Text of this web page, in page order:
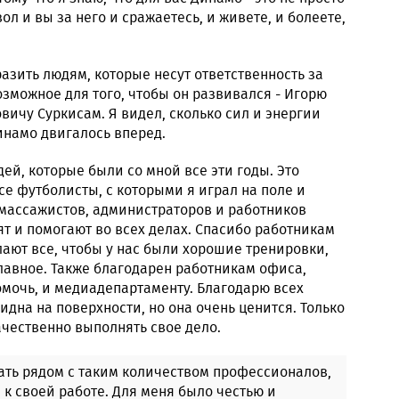
и вы за него и сражаетесь, и живете, и болеете,
людям, которые несут ответственность за
для того, чтобы он развивался - Игорю
Суркисам. Я видел, сколько сил и энергии
двигалось вперед.
которые были со мной все эти годы. Это
футболисты, с которыми я играл на поле и
администраторов и работников
и помогают во всех делах. Спасибо работникам
все, чтобы у нас были хорошие тренировки,
Также благодарен работникам офиса,
и медиадепартаменту. Благодарю всех
на поверхности, но она очень ценится. Только
выполнять свое дело.
рядом с таким количеством профессионалов,
к своей работе. Для меня было честью и